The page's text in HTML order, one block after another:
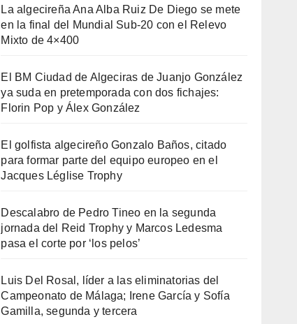
La algecireña Ana Alba Ruiz De Diego se mete
en la final del Mundial Sub-20 con el Relevo
Mixto de 4×400
El BM Ciudad de Algeciras de Juanjo González
ya suda en pretemporada con dos fichajes:
Florin Pop y Álex González
El golfista algecireño Gonzalo Baños, citado
para formar parte del equipo europeo en el
Jacques Léglise Trophy
Descalabro de Pedro Tineo en la segunda
jornada del Reid Trophy y Marcos Ledesma
pasa el corte por ‘los pelos’
Luis Del Rosal, líder a las eliminatorias del
Campeonato de Málaga; Irene García y Sofía
Gamilla, segunda y tercera